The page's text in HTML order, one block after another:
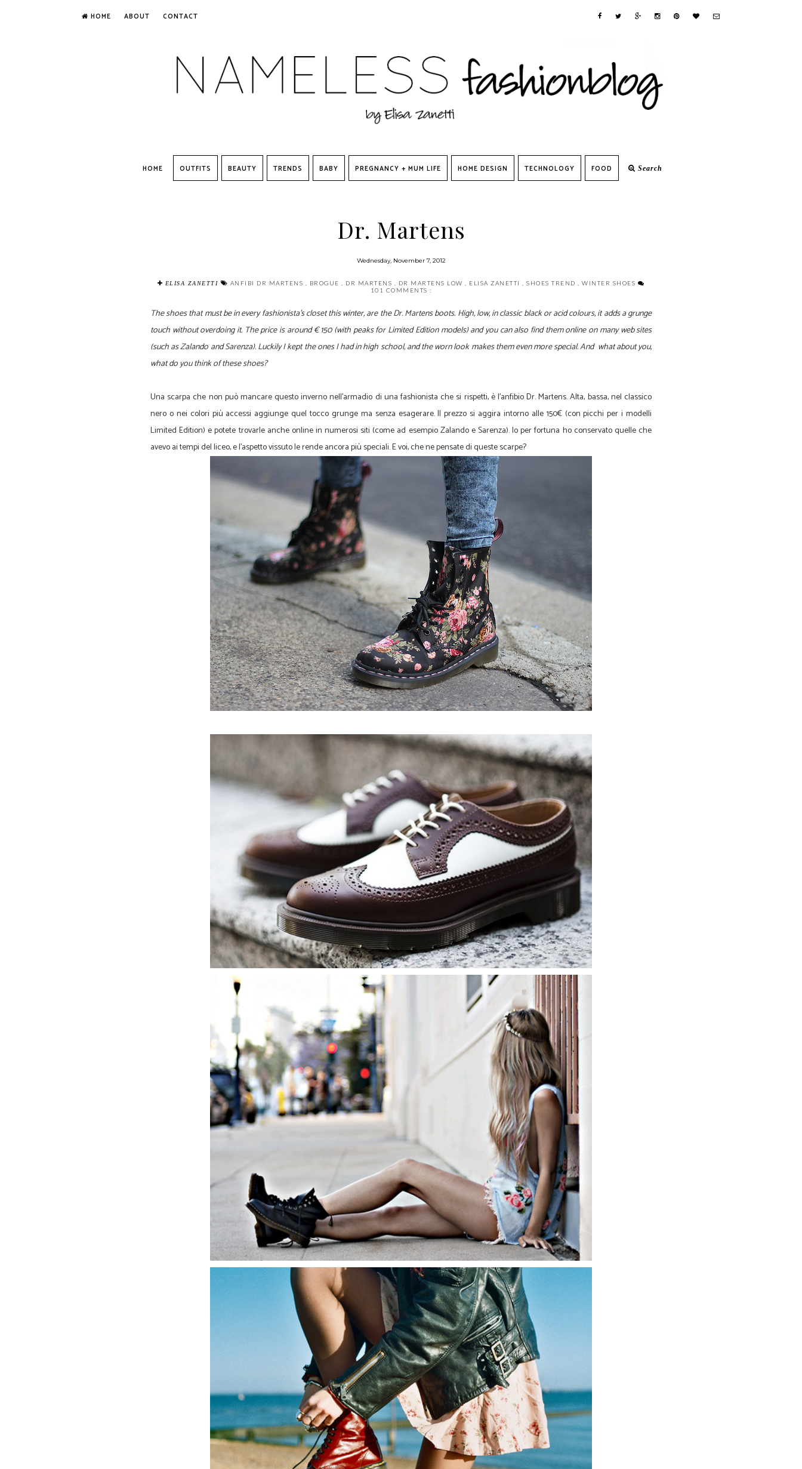
HOME ABOUT CONTACT
HOME OUTFITS BEAUTY TRENDS BABY PREGNANCY + MUM LIFE HOME DESIGN TECHNOLOGY FOOD Search
Dr. Martens
Wednesday, November 7, 2012
ELISA ZANETTI ANFIBI DR MARTENS BROGUE DR MARTENS DR MARTENS LOW ELISA ZANETTI ,SHOES TREND ,WINTER SHOES
101 COMMENTS :
The shoesthat must bein every fashionista's closet this winter,aretheDr.Martens boots. High, low,in classic blackoracid colours, it addsa grunge
touch without overdoingit. The priceis around € 150 (with peaksforLimited Editionmodels) and you canalso find themonlineon many web sites
(such asZalando andSarenza).LuckilyI kept the ones I hadin high school, and theworn look makes them even morespecial.And what about you,
what do you think of these shoes?
Una scarpa che non può mancare questo inverno nell'armadio di una fashionista che si rispetti, è l'anfibio Dr. Martens. Alta, bassa, nel classico
nero o nei colori più accessi aggiunge quel tocco grunge ma senza esagerare. Il prezzo si aggira intorno alle 150€ (con picchi per i modelli
Limited Edition) e potete trovarle anche online in numerosi siti (come ad esempio Zalando e Sarenza). Io per fortuna ho conservato quelle che
avevo ai tempi del liceo, e l'aspetto vissuto le rende ancora più speciali. E voi, che ne pensate di queste scarpe?